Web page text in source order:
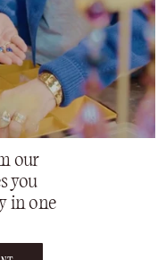
our
you
in one